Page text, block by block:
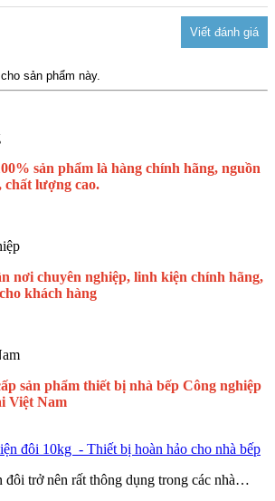
sản phẩm này.
sản phẩm là hàng chính hãng, nguồn
chất lượng cao.
nơi chuyên nghiệp, linh kiện chính hãng,
khách hàng
sản phẩm thiết bị nhà bếp Công nghiệp
Việt Nam
đôi trở nên rất thông dụng trong các nhà…